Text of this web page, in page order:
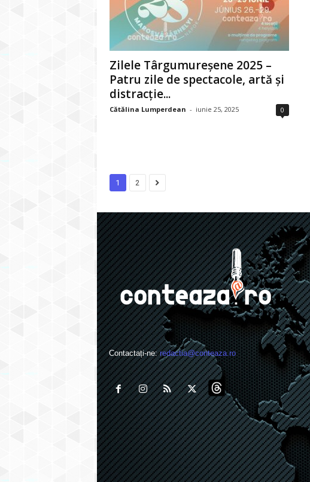
Zilele Târgumureșene 2025 –
Patru zile de spectacole, artă și
distracție...
Cătălina Lumperdean - iunie 25, 2025 0
1 2
Contactați-ne:redactia@conteaza.ro